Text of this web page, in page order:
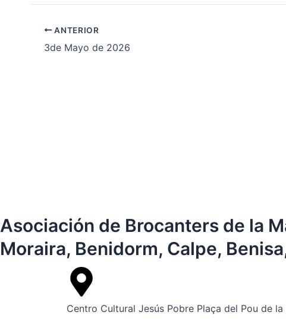
ANTERIOR
3de Mayo de 2026
Asociación de Brocanters de la
Moraira, Benidorm, Calpe,
Centro Cultural Jesús Pobre Plaça del Pou de